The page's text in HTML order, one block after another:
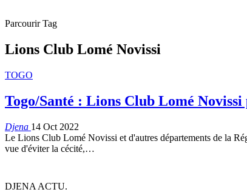
Parcourir Tag
Lions Club Lomé Novissi
TOGO
Togo/Santé : Lions Club Lomé
Djena 14 Oct 2022
Le Lions Club Lomé Novissi et d'autres départements de la
vue d'éviter la cécité,…
DJENA ACTU.